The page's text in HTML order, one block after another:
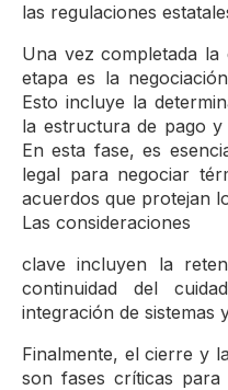
las regulaciones
Una vez completada la
etapa es la
Esto incluye la
la estructura de pago y
En esta fase, es
legal para negociar
acuerdos que protejan
Las consideraciones
clave incluyen la
continuidad del
integración de sistemas
Finalmente, el cierre y
son fases críticas